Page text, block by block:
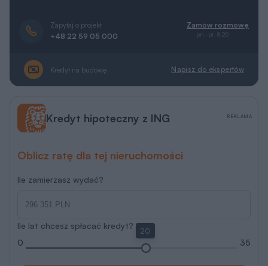
Zapytaj o projekt
+48 22 59 05 000
Zamów rozmowę
pn.-pt. 8-20
Kredyt na budowę Napisz do ekspertów
Kredyt hipoteczny z ING
Oblicz ratę dla tej nieruchomości
Ile zamierzasz wydać?
Ile lat chcesz spłacać kredyt?
0
20
35
REKLAMA